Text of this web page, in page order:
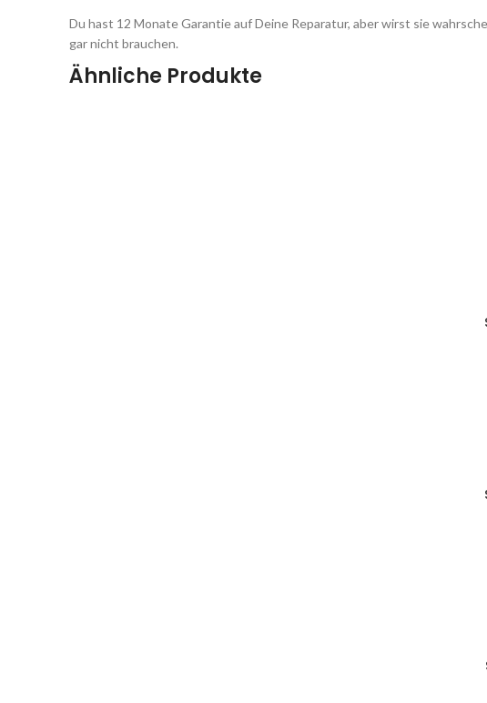
Du hast 12 Monate Garantie auf Deine Reparatur, aber wirst sie
gar nicht brauchen.
Ähnliche Produkte